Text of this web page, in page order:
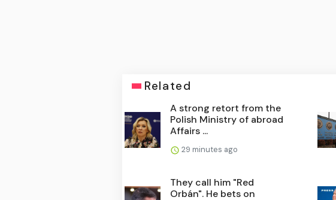
Related
A strong retort from the
Polish Ministry of abroad
Affairs ...
29 minutes ago
They call him "Red
Orbán". He bets on